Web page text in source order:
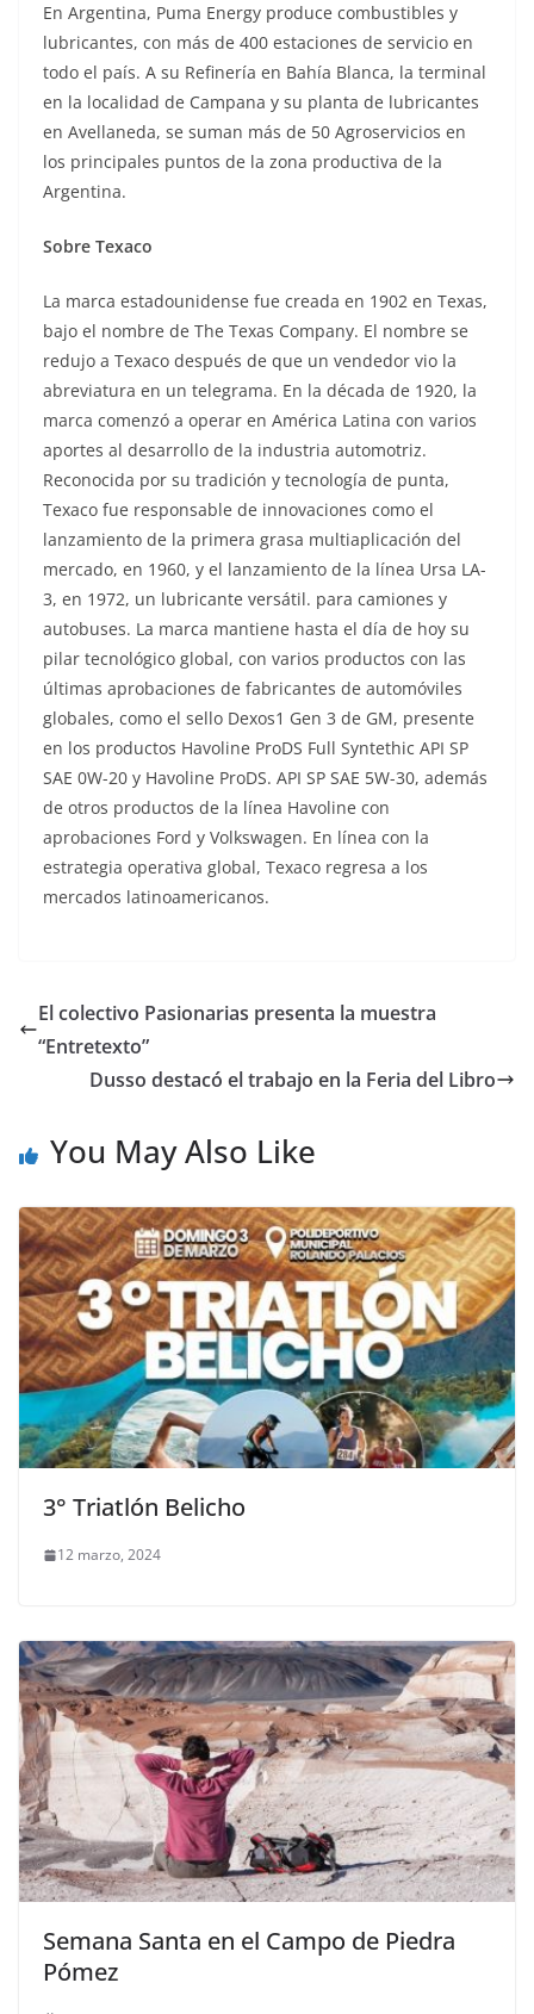
En Argentina, Puma Energy produce combustibles y
lubricantes, con más de 400 estaciones de servicio en
todo el país. A su Refinería en Bahía Blanca, la terminal
en la localidad de Campana y su planta de lubricantes
en Avellaneda, se suman más de 50 Agroservicios en
los principales puntos de la zona productiva de la
Argentina.
Sobre Texaco
La marca estadounidense fue creada en 1902 en Texas,
bajo el nombre de The Texas Company. El nombre se
redujo a Texaco después de que un vendedor vio la
abreviatura en un telegrama. En la década de 1920, la
marca comenzó a operar en América Latina con varios
aportes al desarrollo de la industria automotriz.
Reconocida por su tradición y tecnología de punta,
Texaco fue responsable de innovaciones como el
lanzamiento de la primera grasa multiaplicación del
mercado, en 1960, y el lanzamiento de la línea Ursa LA-
3, en 1972, un lubricante versátil. para camiones y
autobuses. La marca mantiene hasta el día de hoy su
pilar tecnológico global, con varios productos con las
últimas aprobaciones de fabricantes de automóviles
globales, como el sello Dexos1 Gen 3 de GM, presente
en los productos Havoline ProDS Full Syntethic API SP
SAE 0W-20 y Havoline ProDS. API SP SAE 5W-30, además
de otros productos de la línea Havoline con
aprobaciones Ford y Volkswagen. En línea con la
estrategia operativa global, Texaco regresa a los
mercados latinoamericanos.
El colectivo Pasionarias presenta la muestra
“Entretexto”
Dusso destacó el trabajo en la Feria del Libro
You May Also Like
3° Triatlón Belicho
12 marzo, 2024
Semana Santa en el Campo de Piedra
Pómez